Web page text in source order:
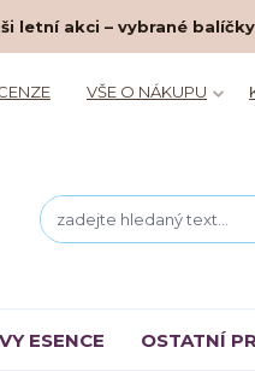
letní akci – vybrané
VŠE O NÁKUPU
ESENCE OSTATNÍ